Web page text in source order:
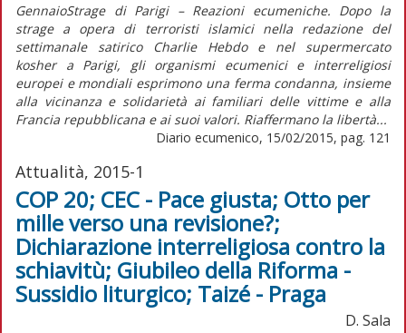
GennaioStrage di Parigi – Reazioni ecumeniche. Dopo la
strage a opera di terroristi islamici nella redazione del
settimanale satirico Charlie Hebdo e nel supermercato
kosher a Parigi, gli organismi ecumenici e interreligiosi
europei e mondiali esprimono una ferma condanna, insieme
alla vicinanza e solidarietà ai familiari delle vittime e alla
Francia repubblicana e ai suoi valori. Riaffermano la libertà...
Diario ecumenico, 15/02/2015, pag. 121
Attualità, 2015-1
COP 20; CEC - Pace giusta; Otto per
mille verso una revisione?;
Dichiarazione interreligiosa contro la
schiavitù; Giubileo della Riforma -
Sussidio liturgico; Taizé - Praga
D. Sala